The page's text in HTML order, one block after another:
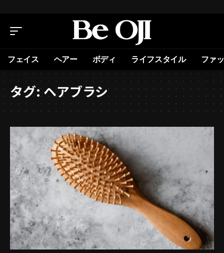
フェイス ヘアー ボディ ライフスタイル ファ
タグ:ヘアブラシ